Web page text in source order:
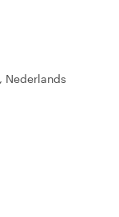
Nederlands